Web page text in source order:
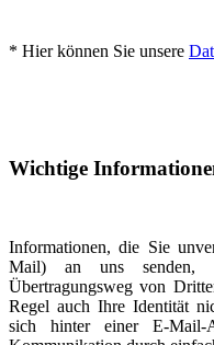
* Hier können Sie unsere
Wichtige
Informationen, die Sie
Mail) an uns senden,
Übertragungsweg von
Regel auch Ihre Identität
sich hinter einer E-Mail-